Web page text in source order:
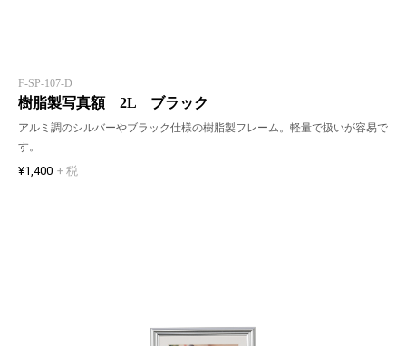
F-SP-107-D
樹脂製写真額 2L ブラック
アルミ調のシルバーやブラック仕様の樹脂製フレーム。軽量で扱いが容易で
す。
¥1,400 + 税